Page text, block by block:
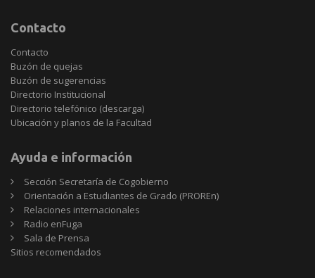
Contacto
Contacto
Buzón de quejas
Buzón de sugerencias
Directorio Institucional
Directorio telefónico (descarga)
Ubicación y planos de la Facultad
Ayuda e información
Sección Secretaría de Cogobierno
Orientación a Estudiantes de Grado (PROREn)
Relaciones internacionales
Radio enFuga
Sala de Prensa
Sitios
Sitios recomendados